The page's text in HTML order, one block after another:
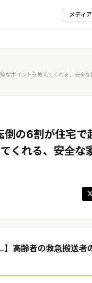
メディ
なポイントを教えてくれる、安全
の6割が住宅で
くれる、安全な
高齢者の救急搬送者